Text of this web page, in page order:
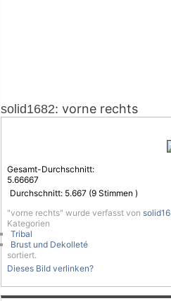
solid1682: vorne rechts
Gesamt-Durchschnitt:
5.66667
Durchschnitt: 5.667 (9 Stimmen )
"vorne rechts" wurde verfasst von
Kategorien
Tribal
Brust und Dekolleté
sortiert.
Dieses Bild verlinken?